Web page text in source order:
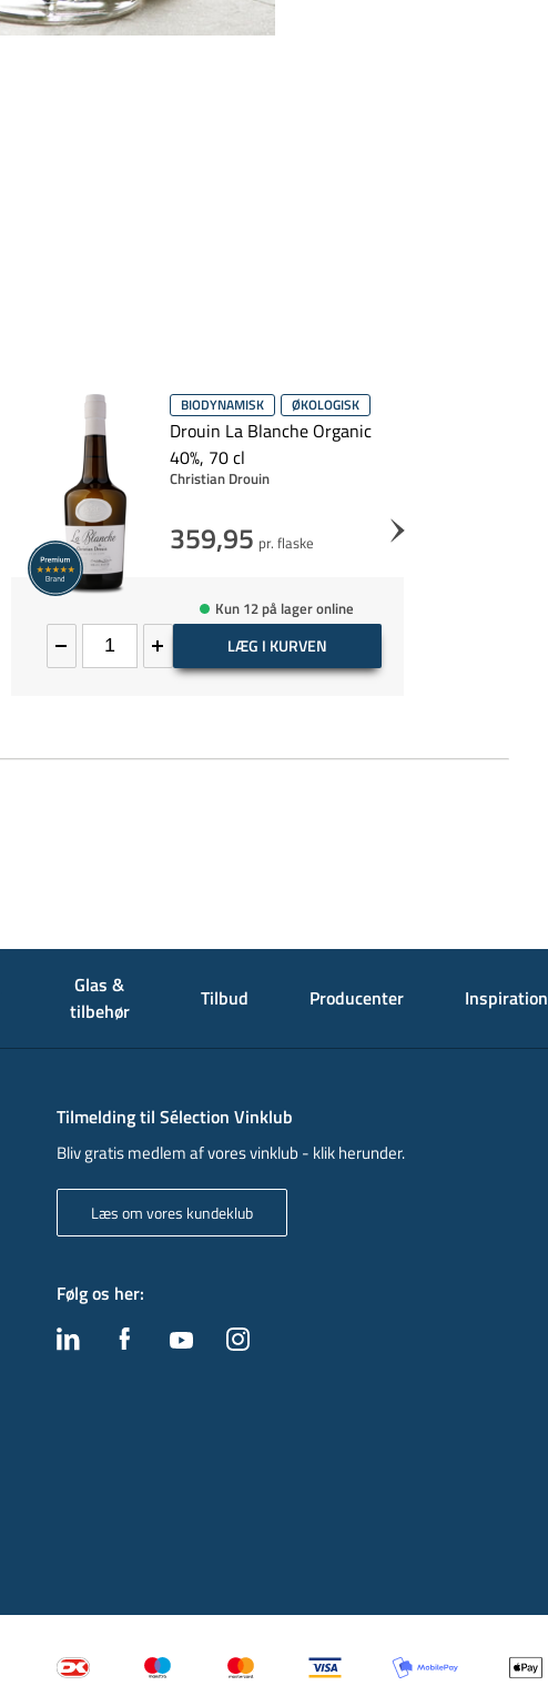
BIODYNAMISK ØKOLOGISK
Drouin La Blanche Organic
40%, 70 cl
Christian Drouin
359,95 pr. flaske
Kun 12 på lager online
LÆG I KURVEN
Glas &
tilbehør
Tilbud Producenter Inspiration
Tilmelding til Sélection Vinklub
Bliv gratis medlem af vores vinklub - klik herunder.
Læs om vores kundeklub
Følg os her: